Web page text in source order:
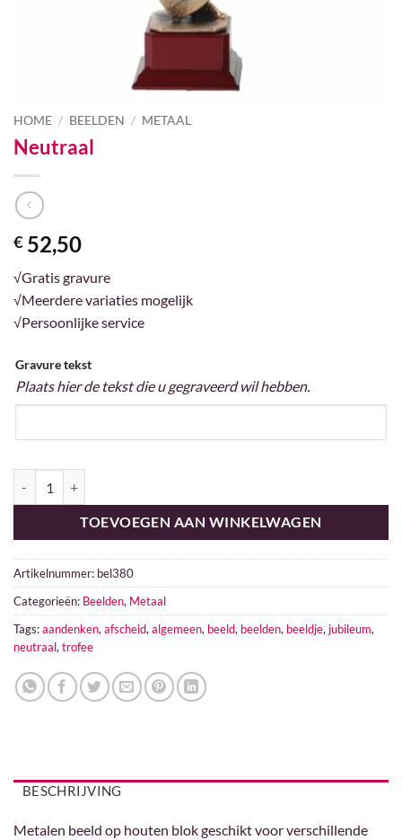
HOME / BEELDEN / METAAL
Neutraal
€ 52,50
√Gratis gravure
√Meerdere variaties mogelijk
√Persoonlijke service
Gravure tekst
Plaats hier de tekst die u gegraveerd wil hebben.
TOEVOEGEN AAN WINKELWAGEN
Artikelnummer: bel380
Categorieën: Beelden, Metaal
Tags:aandenken,afscheid,algemeen, beeld, beelden, beeldje, jubileum,
neutraal,trofee
BESCHRIJVING
Metalen beeld op houten blok geschikt voor verschillende